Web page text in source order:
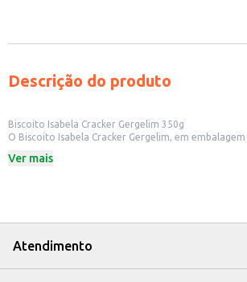
Descrição do produto
Biscoito Isabela Cracker Gergelim 350g
O Biscoito Isabela Cracker Gergelim, em
snack leve e com um toque especial de gergelim,
Pode ser consumido no café da manhã ou da tarde.
Perfeito para revenda em mercados e
O Biscoito Isabela Cracker Gergelim é uma escolha
Ver mais
Atendimento